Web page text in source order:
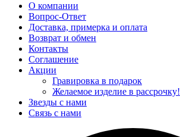
О компании
Вопрос-Ответ
Доставка, примерка и оплата
Возврат и обмен
Контакты
Соглашение
Акции
Гравировка в подарок
Желаемое изделие в рассрочку!
Звезды с нами
Связь с нами